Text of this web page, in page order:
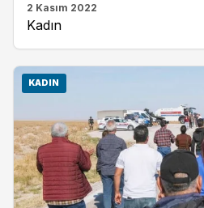
2 Kasım 2022
Kadın
KADIN